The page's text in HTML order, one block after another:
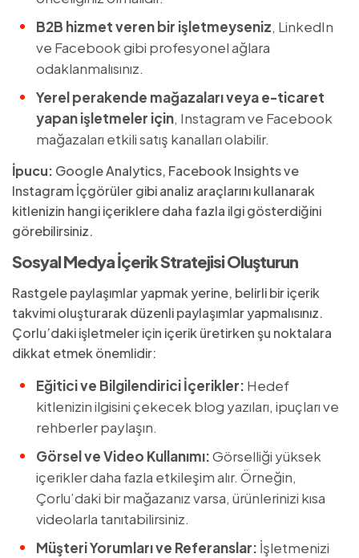
B2B hizmet veren bir işletmeyseniz, LinkedIn
ve Facebook gibi profesyonel ağlara
odaklanmalısınız.
Yerel perakende mağazaları veya e-ticaret
yapan işletmeler için, Instagram ve Facebook
mağazaları etkili satış kanalları olabilir.
İpucu: Google Analytics, Facebook Insights ve
Instagram İçgörüler gibi analiz araçlarını kullanarak
kitlenizin hangi içeriklere daha fazla ilgi gösterdiğini
görebilirsiniz.
Sosyal Medya İçerik Stratejisi Oluşturun
Rastgele paylaşımlar yapmak yerine, belirli bir içerik
takvimi oluşturarak düzenli paylaşımlar yapmalısınız.
Çorlu’daki işletmeler için içerik üretirken şu noktalara
dikkat etmek önemlidir:
Eğitici ve Bilgilendirici İçerikler: Hedef
kitlenizin ilgisini çekecek blog yazıları, ipuçları ve
rehberler paylaşın.
Görsel ve Video Kullanımı:Görselliği yüksek
içerikler daha fazla etkileşim alır. Örneğin,
Çorlu’daki bir mağazanız varsa, ürünlerinizi kısa
videolarla tanıtabilirsiniz.
Müşteri Yorumları ve Referanslar: İşletmenizi